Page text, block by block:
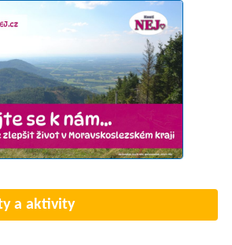
a aktivity